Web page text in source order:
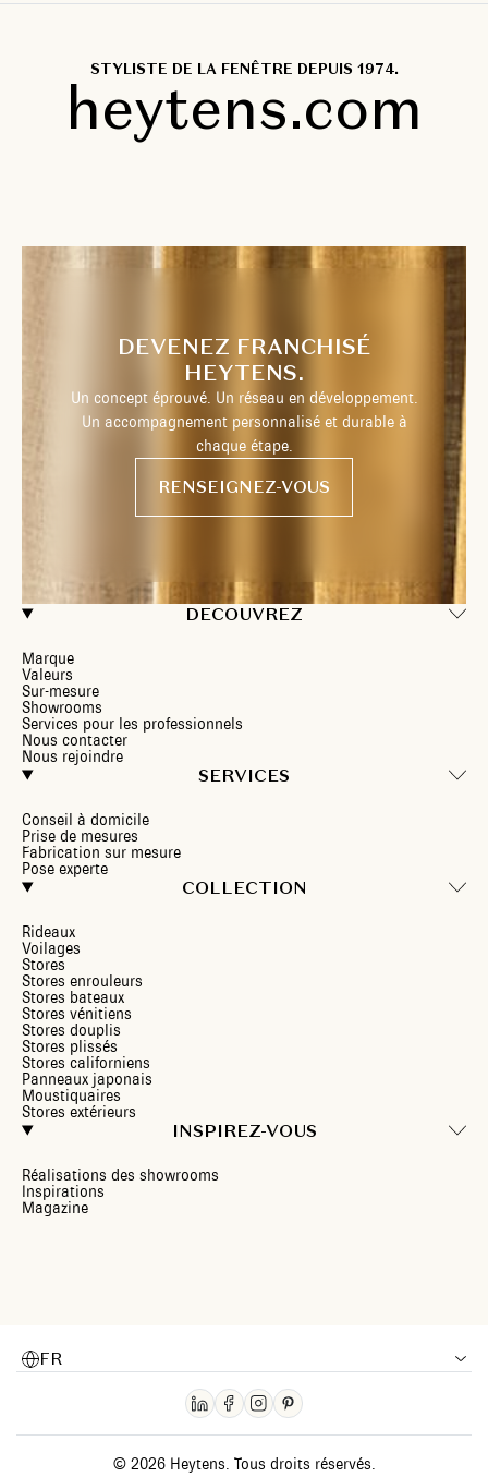
STYLISTE DE LA FENÊTRE DEPUIS 1974.
heytens.com
DECOUVREZ
Marque
Valeurs
Sur-mesure
Showrooms
Services pour les professionnels
Nous contacter
Nous rejoindre
SERVICES
Conseil à domicile
Prise de mesures
Fabrication sur mesure
Pose experte
COLLECTION
Rideaux
Voilages
Stores
Stores enrouleurs
Stores bateaux
Stores vénitiens
Stores douplis
Stores plissés
Stores californiens
Panneaux japonais
Moustiquaires
Stores extérieurs
INSPIREZ-VOUS
Réalisations des showrooms
Inspirations
Magazine
DEVENEZ FRANCHISÉ
HEYTENS.
Un concept éprouvé. Un réseau en développement.
Un accompagnement personnalisé et durable à
chaque étape.
RENSEIGNEZ-VOUS
FR
© 2026 Heytens. Tous droits réservés.